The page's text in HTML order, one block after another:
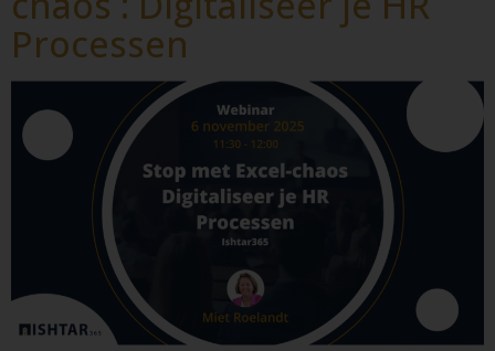
Processen